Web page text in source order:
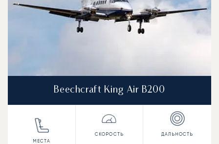
Beechcraft King Air B200